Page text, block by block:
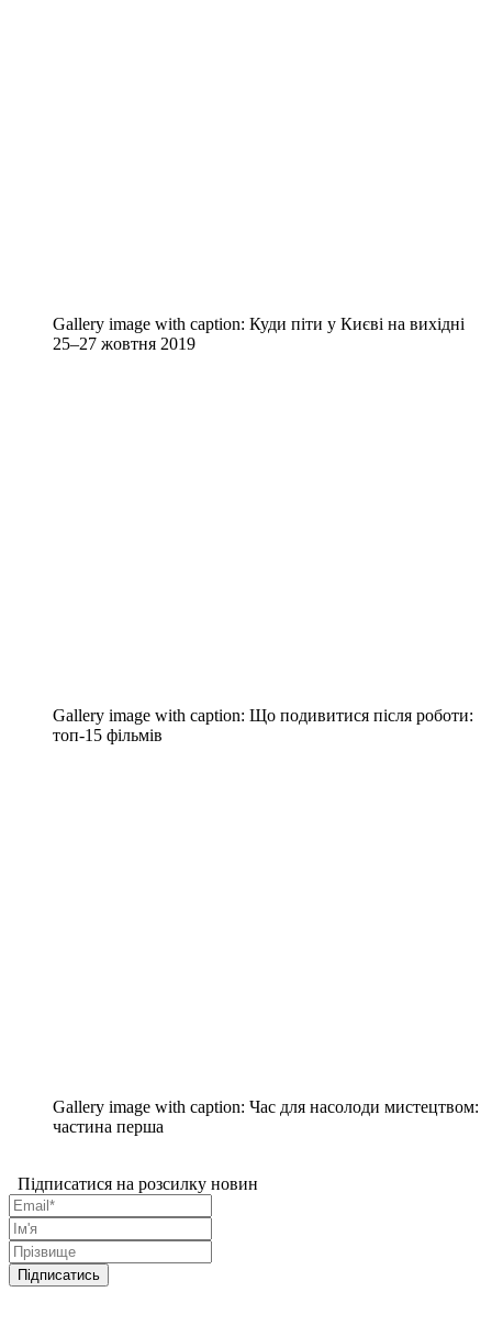
Gallery image with caption: Куди піти у Києві на вихідні
25–27 жовтня 2019
Gallery image with caption: Що подивитися після роботи:
топ-15 фільмів
Gallery image with caption: Час для насолоди мистецтвом:
частина перша
Підписатися на розсилку новин